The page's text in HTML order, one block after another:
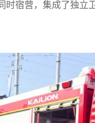
宿营，集成了独立